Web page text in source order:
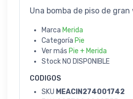
Una bomba de piso de
Marca Merida
Categoría Pie
Ver más Pie + Merida
Stock NO DISPONIBLE
CODIGOS
SKU MEACIN274001742